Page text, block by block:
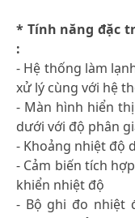
* Tính năng đặc
:
- Hệ thống làm
xử lý cùng với hệ
- Màn hình hiển
dưới với độ phân
- Khoảng nhiệt độ
- Cảm biến tích
khiển nhiệt độ
- Bộ ghi đo nhiệt